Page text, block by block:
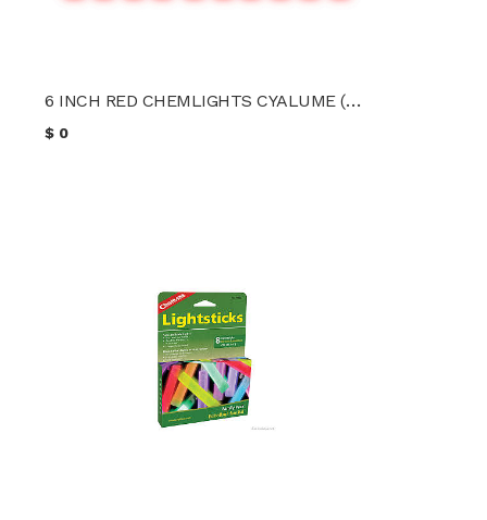
6 INCH RED CHEMLIGHTS CYALUME (10 unidades)
$ 0